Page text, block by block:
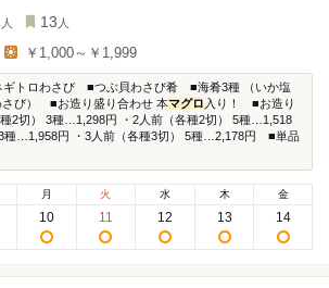
人 13 人
￥1,000～￥1,999
ギトロわさび ■つぶ貝わさび肴 ■海肴3種 （いか塩
さび） ■お造り盛り合わせ 本マグロ 入り！ ■お造り
2切） 3種…1,298円 ・2人前（各種2切） 5種…1,518
3種…1,958円 ・3人前（各種3切） 5種…2,178円 ■単品
月
10
火
11
水
12
木
13
金
14